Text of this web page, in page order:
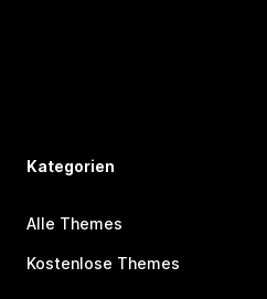
Kategorien
Alle Themes
Kostenlose Themes